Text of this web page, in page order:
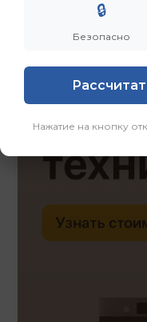
🔒
Безопасно
Нажатие на кнопку